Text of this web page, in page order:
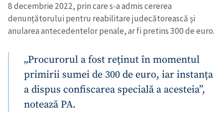
8 decembrie 2022, prin care s-a admis cererea
denunțătorului pentru reabilitare judecătorească și
anularea antecedentelor penale, ar fi pretins 300 de euro.
„Procurorul a fost reținut în momentul
primirii sumei de 300 de euro, iar instanța
a dispus confiscarea specială a acesteia”,
notează PA.